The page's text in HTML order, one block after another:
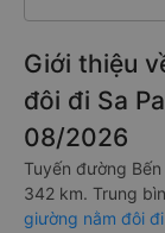
Giới thiệu
đôi đi Sa
08/2026
Tuyến đường
342 km. Trung
giường nằm đôi